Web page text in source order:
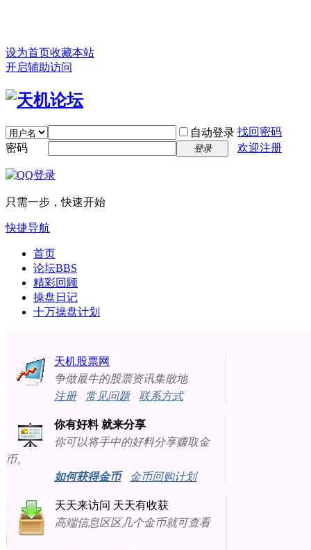
设为首页收藏本站
开启辅助访问
自动登录 找回密码
密码
登录 欢迎注册
只需一步，快速开始
快捷导航
首页
论坛BBS
精彩回顾
操盘日记
十万操盘计划
天机股票网
争做最牛的股票资讯集散地
注册- 常见问题- 联系方式
你有好料 就来分享
你可以将手中的好料分享赚取金
币。
如何获得金币- 金币回购计划
天天来访问 天天有收获
高端信息区区几个金币就可查看